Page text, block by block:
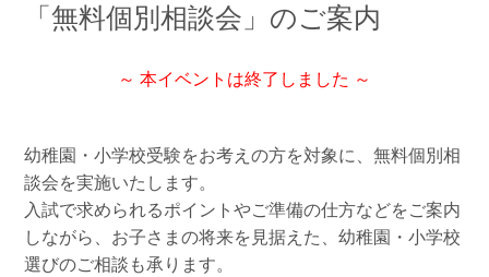
「無料個別相談会」のご案内
～ 本イベントは終了しました ～
幼稚園・小学校受験をお考えの方を対象に、無料個別相
談会を実施いたします。
入試で求められるポイントやご準備の仕方などをご案内
しながら、お子さまの将来を見据えた、幼稚園・小学校
選びのご相談も承ります。